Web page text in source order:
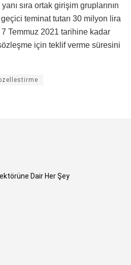
sıra ortak girişim gruplarının
teminat tutarı 30 milyon lira
Temmuz 2021 tarihine kadar
için teklif verme süresini
Dair Her Şey